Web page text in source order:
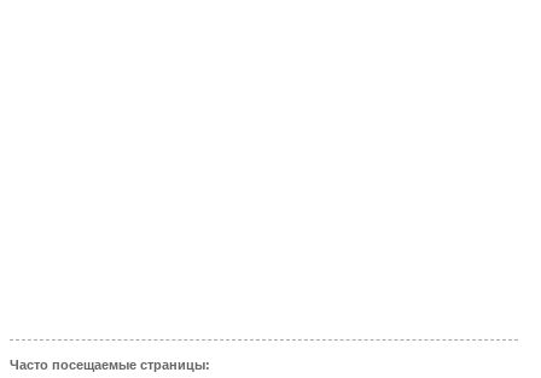
Часто посещаемые страницы: